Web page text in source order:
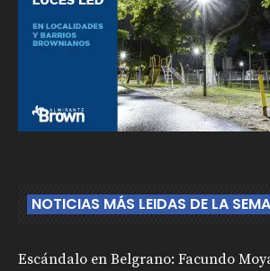
NOTICIAS MÁS LEIDAS DE LA
Escándalo en Belgrano: Facundo